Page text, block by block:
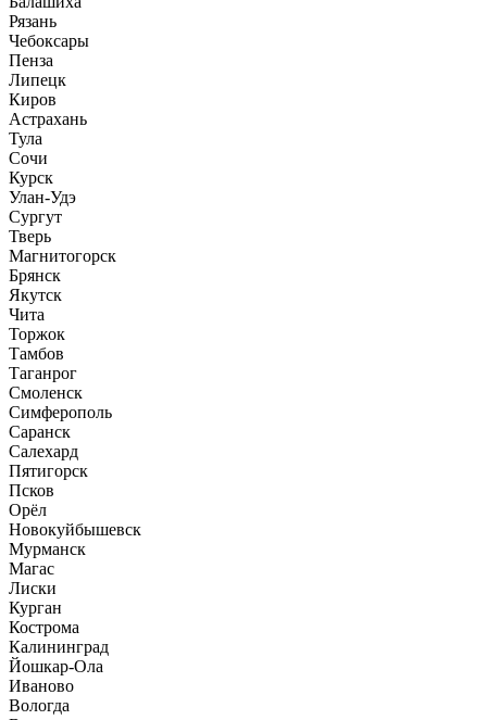
Рязань
Чебоксары
Пенза
Липецк
Киров
Астрахань
Тула
Сочи
Курск
Улан-Удэ
Сургут
Тверь
Магнитогорск
Брянск
Якутск
Чита
Торжок
Тамбов
Таганрог
Смоленск
Симферополь
Саранск
Салехард
Пятигорск
Псков
Орёл
Новокуйбышевск
Мурманск
Магас
Лиски
Курган
Кострома
Калининград
Йошкар-Ола
Иваново
Вологда